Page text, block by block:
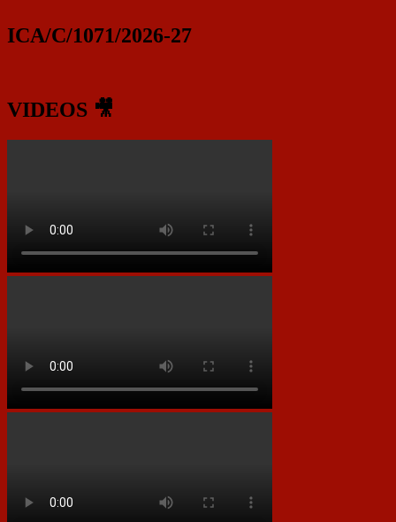
ICA/C/1071/2026-27
VIDEOS 🎥